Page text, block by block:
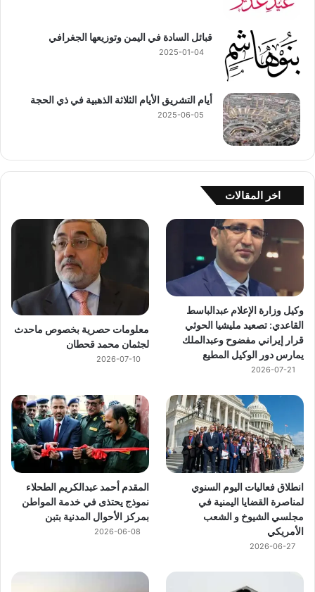
قبائل السادة في اليمن وتوزيعها الجغرافي
2025-01-04
أيام التشريق الأيام الثلاثة الذهبية في ذي الحجة
2025-06-05
اخر المقالات
وكيل وزارة الإعلام عبدالباسط
القاعدي: تصعيد مليشيا الحوثي
قرار إيراني مفضوح وعبدالملك
يمارس دور الوكيل المطيع
2026-07-21
معلومات حصرية بخصوص ماحدث
لجثمان محمد قحطان
2026-07-10
انطلاق فعاليات اليوم السنوي
لمناصرة القضايا اليمنية في
مجلسي الشيوخ و الشعب
الأمريكي
2026-06-27
المقدم أحمد عبدالكريم الطحلاء
نموذج يحتذى في خدمة المواطن
بمركز الأحوال المدنية بتبن
2026-06-08